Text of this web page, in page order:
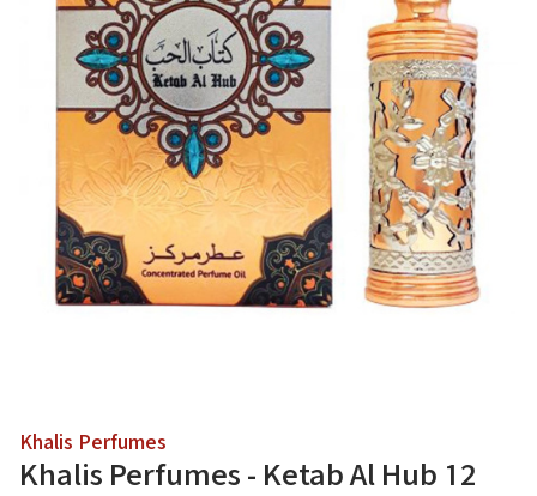
Khalis Perfumes
Khalis Perfumes - Ketab Al Hub 12